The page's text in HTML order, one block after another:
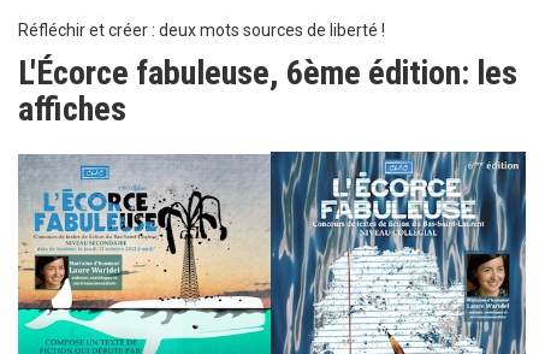
Réfléchir et créer : deux mots sources de liberté !
L'Écorce fabuleuse, 6ème édition: les
affiches